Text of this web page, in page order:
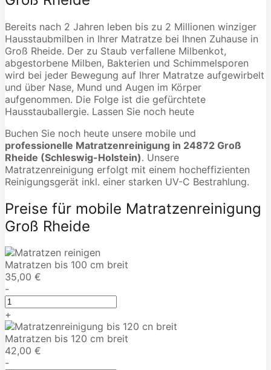
Bereits nach 2 Jahren leben bis zu 2 Millionen winziger
Hausstaubmilben in Ihrer Matratze bei Ihnen Zuhause in
Groß Rheide. Der zu Staub verfallene Milbenkot,
abgestorbene Milben, Bakterien und Schimmelsporen
wird bei jeder Bewegung auf Ihrer Matratze aufgewirbelt
und über Nase, Mund und Augen im Körper
aufgenommen. Die Folge ist die gefürchtete
Hausstauballergie. Lassen Sie noch heute
Buchen Sie noch heute unsere mobile und
professionelle Matratzenreinigung in 24872 Groß
Rheide (Schleswig-Holstein). Unsere
Matratzenreinigung erfolgt mit einem hocheffizienten
Reinigungsgerät inkl. einer starken UV-C Bestrahlung.
Preise für mobile Matratzenreinigung
Groß Rheide
Matratzen bis 100 cm breit
35,00 €
-
+
Matratzen bis 120 cm breit
42,00 €
-